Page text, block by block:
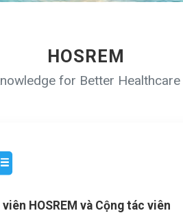
HOSREM
for Better Healthcare
viên HOSREM và Cộng tác viên